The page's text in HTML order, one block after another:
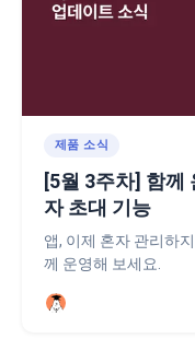
제품 소식
[5월 3주차] 함께
자 초대 기능
앱, 이제 혼자 관리하
께 운영해 보세요.